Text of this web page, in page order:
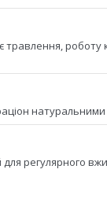
травлення,
регулярного